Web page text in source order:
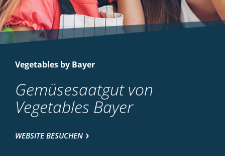
Vegetables by Bayer
Gemüsesaatgut von
Vegetables Bayer
WEBSITE BESUCHEN